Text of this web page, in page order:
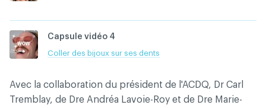
Capsule vidéo 4
Coller des bijoux sur ses dents
Avec la collaboration du président de l'ACDQ, Dr Carl
Tremblay, de Dre Andréa Lavoie-Roy et de Dre Marie-